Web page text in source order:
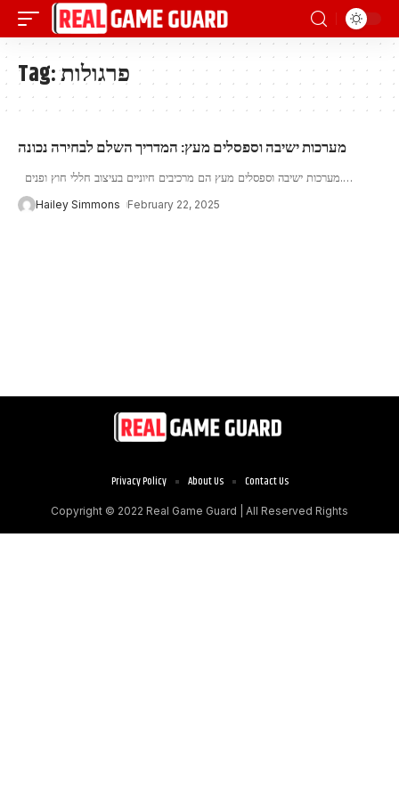
Tag:פרגולות
מערכות ישיבה וספסלים מעץ: המדריך השלם לבחירה נכונה
מערכות ישיבה וספסלים מעץ הם מרכיבים חיוניים בעיצוב חללי חוץ ופנים.…
Hailey Simmons February 22, 2025
Copyright © 2022 Real Game Guard | All Reserved Rights
Privacy Policy About Us Contact Us